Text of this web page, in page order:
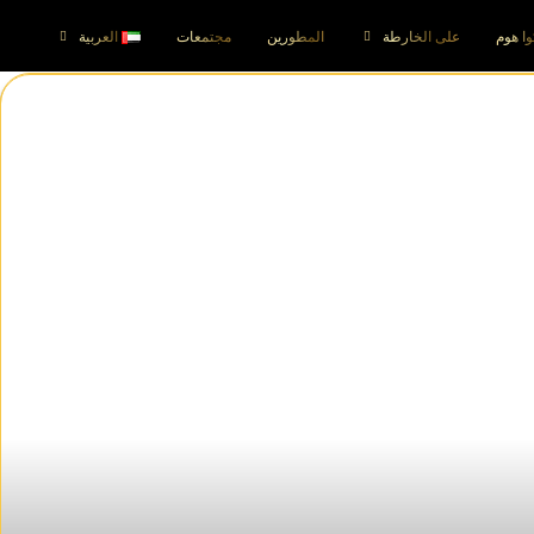
هوم على الخارطة المطورين مجتمعات العربية